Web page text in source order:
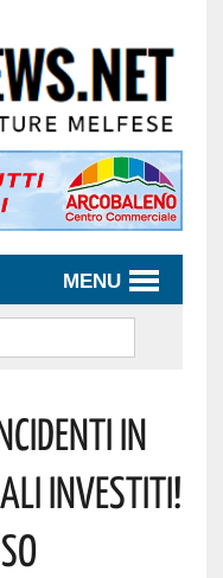
MENU
In
Investiti!